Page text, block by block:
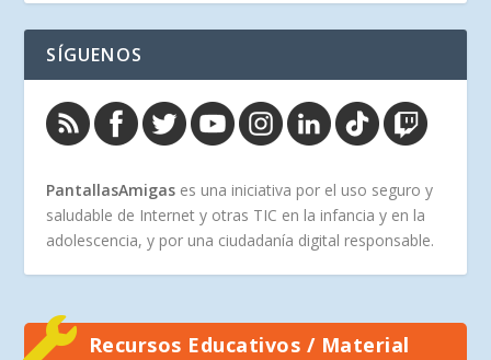
SÍGUENOS
PantallasAmigas es una iniciativa por el uso seguro y
saludable de Internet y otras TIC en la infancia y en la
adolescencia, y por una ciudadanía digital responsable.
Recursos Educativos / Material